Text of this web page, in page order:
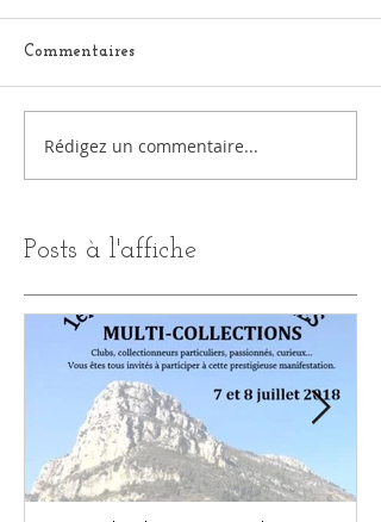
Commentaires
Rédigez un commentaire...
Posts à l'affiche